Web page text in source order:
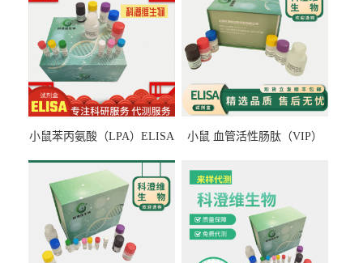
小鼠苯丙氨酸（LPA）ELISA
小鼠 血管活性肠肽（VIP）